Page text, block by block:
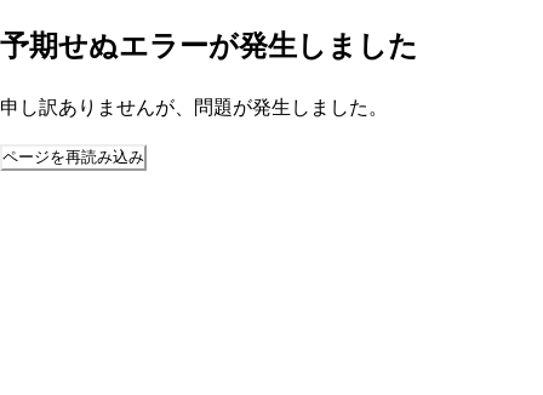
予期せぬエラーが発生しました
申し訳ありませんが、問題が発生しました。
ページを再読み込み